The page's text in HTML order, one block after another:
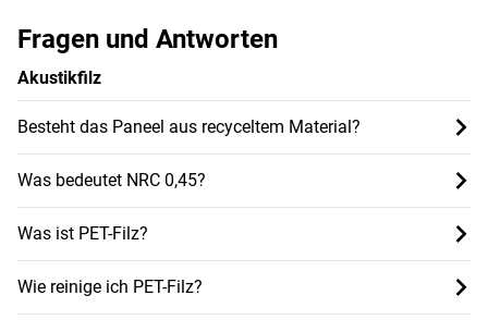
Fragen und Antworten
Akustikfilz
Besteht das Paneel aus recyceltem Material?
Was bedeutet NRC 0,45?
Was ist PET-Filz?
Wie reinige ich PET-Filz?